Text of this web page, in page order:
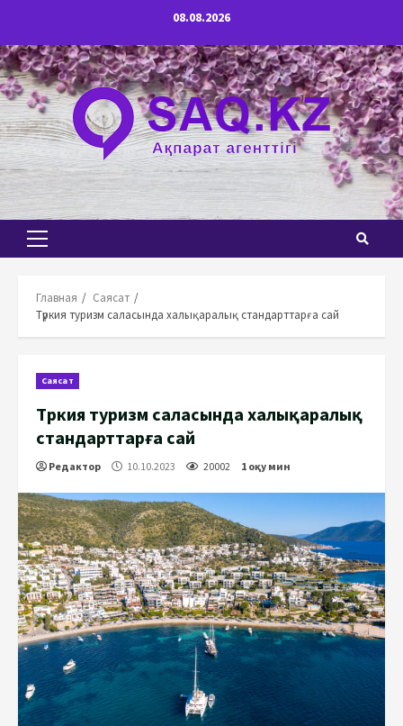
содержимому
08.08.2026
Основное
Главная
Саясат
Түркия туризм саласында халықаралық стандарттарға сай
Саясат
Түркия туризм саласында халықаралық
стандарттарға сай
Редактор 10.10.2023 20002 1 оқу мин